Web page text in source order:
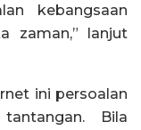
kebangsaan
zaman,” lanjut
ini persoalan
Bila